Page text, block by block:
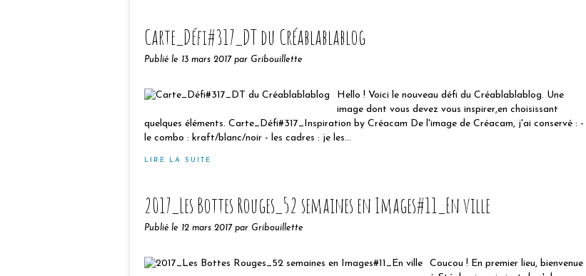
Carte_Défi#317_DT du Créablablablog
Publié le 13 mars 2017 par Gribouillette
Hello ! Voici le nouveau défi du Créablablablog. Une
image dont vous devez vous inspirer,en choisissant
quelques éléments. Carte_Défi#317_Inspiration by Créacam De l'image de Créacam, j'ai conservé : -
le combo : kraft/blanc/noir - les cadres : je les...
LIRE LA SUITE
2017_Les Bottes Rouges_52 semaines en Images#11_En ville
Publié le 12 mars 2017 par Gribouillette
Coucou ! En premier lieu, bienvenue